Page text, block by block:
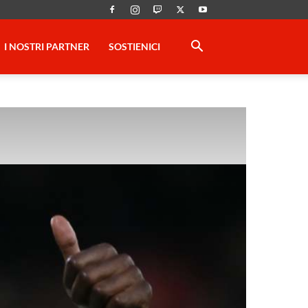
I NOSTRI PARTNER SOSTIENICI